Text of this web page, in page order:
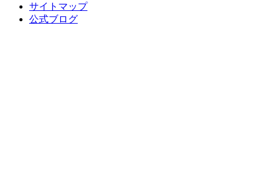
サイトマップ
公式ブログ